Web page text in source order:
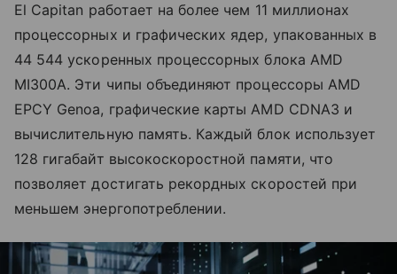
El Capitan работает на более чем 11 миллионах
процессорных и графических ядер, упакованных в
44 544 ускоренных процессорных блока AMD
MI300A. Эти чипы объединяют процессоры AMD
EPCY Genoa, графические карты AMD CDNA3 и
вычислительную память. Каждый блок использует
128 гигабайт высокоскоростной памяти, что
позволяет достигать рекордных скоростей при
меньшем энергопотреблении.